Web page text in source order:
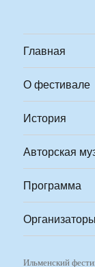
Главная
О фестивале
История
Авторская
Программа
Ильменский